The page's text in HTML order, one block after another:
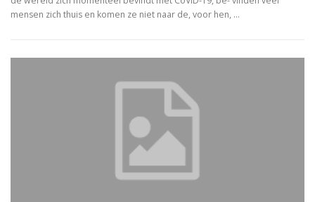
mensen zich thuis en komen ze niet naar de, voor hen, …